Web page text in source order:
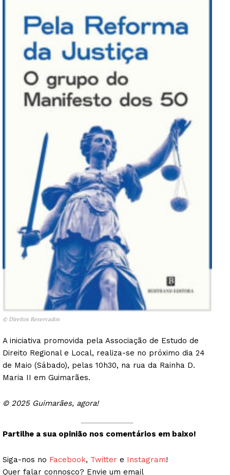
© Direitos Reservados
A iniciativa promovida pela Associação de Estudo de
Direito Regional e Local, realiza-se no próximo dia 24
de Maio (Sábado), pelas 10h30, na rua da Rainha D.
Maria II em Guimarães.
© 2025 Guimarães, agora!
Partilhe a sua opinião nos comentários em baixo!
Siga-nos no Facebook, Twitter e Instagram!
Quer falar connosco? Envie um email